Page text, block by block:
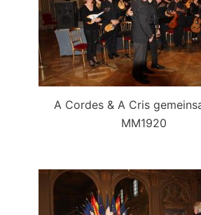
A Cordes & A Cris
MM1920